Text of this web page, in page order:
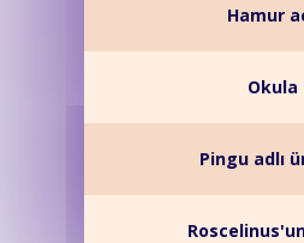
Hamur
Okula
Pingu adlı